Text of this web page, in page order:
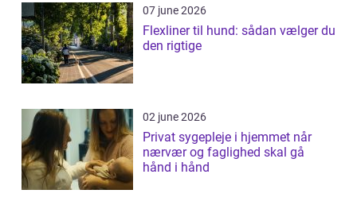
07 june 2026
Flexliner til hund: sådan vælger du
den rigtige
02 june 2026
Privat sygepleje i hjemmet når
nærvær og faglighed skal gå
hånd i hånd